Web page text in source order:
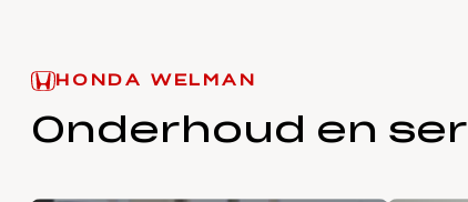
HONDA WELMAN
Onderhoud en